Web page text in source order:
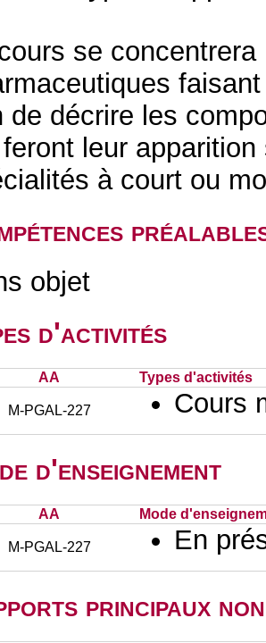
se
de décrire les
leur
à court ou
objet
d'activités
AA Types d'activités
M-PGAL-227 Cours
d'enseignement
AA Mode
M-PGAL-227 En
principaux